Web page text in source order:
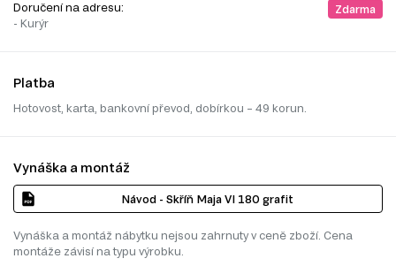
Doručení na adresu:
- Kurýr
Zdarma
Platba
Hotovost, karta, bankovní převod, dobírkou – 49 korun.
Vynáška a montáž
Návod - Skříň Maja VI 180 grafit
Vynáška a montáž nábytku nejsou zahrnuty v ceně zboží. Cena
montáže závisí na typu výrobku.